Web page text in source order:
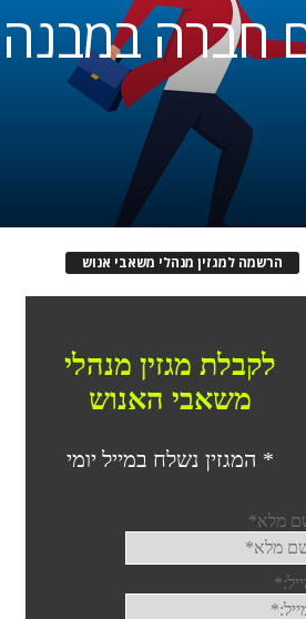
חברה במבנה
הרשמה למגזין מנהלי משאבי אנוש